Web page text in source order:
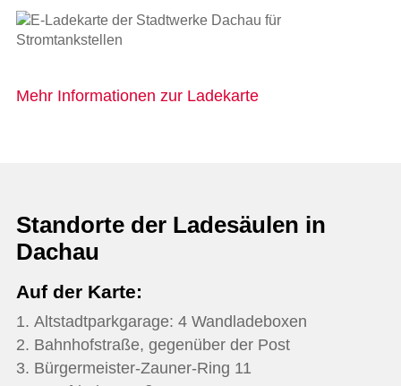
Mehr Informationen zur Ladekarte
Standorte der Ladesäulen in
Dachau
Auf der Karte:
Altstadtparkgarage: 4 Wandladeboxen
Bahnhofstraße, gegenüber der Post
Bürgermeister-Zauner-Ring 11